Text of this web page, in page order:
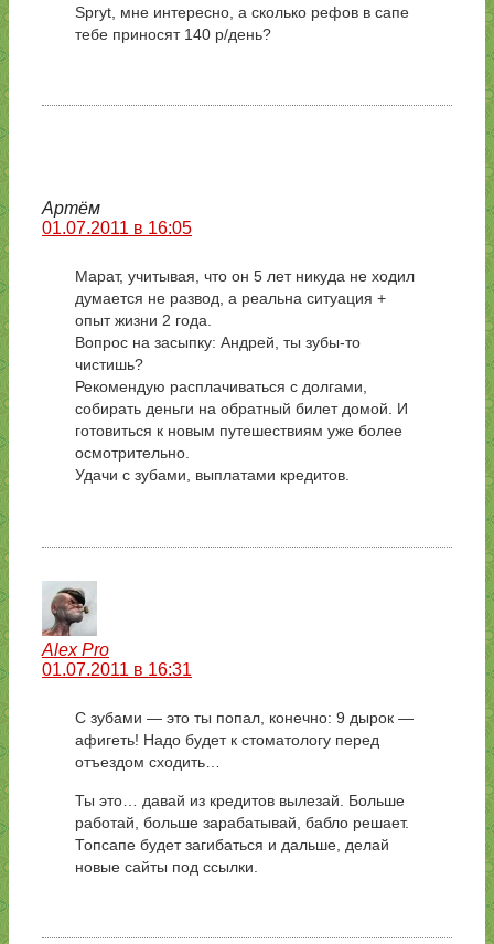
Spryt, мне интересно, а сколько рефов в сапе
тебе приносят 140 р/день?
Артём
01.07.2011 в 16:05
Марат, учитывая, что он 5 лет никуда не ходил
думается не развод, а реальна ситуация +
опыт жизни 2 года.
Вопрос на засыпку: Андрей, ты зубы-то
чистишь?
Рекомендую расплачиваться с долгами,
собирать деньги на обратный билет домой. И
готовиться к новым путешествиям уже более
осмотрительно.
Удачи с зубами, выплатами кредитов.
Alex Pro
01.07.2011 в 16:31
C зубами — это ты попал, конечно: 9 дырок —
афигеть! Надо будет к стоматологу перед
отъездом сходить…
Ты это… давай из кредитов вылезай. Больше
работай, больше зарабатывай, бабло решает.
Топсапе будет загибаться и дальше, делай
новые сайты под ссылки.